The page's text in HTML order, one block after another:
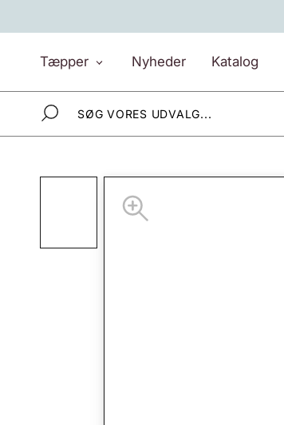
indhold
Tæpper
Nyheder
Katalog